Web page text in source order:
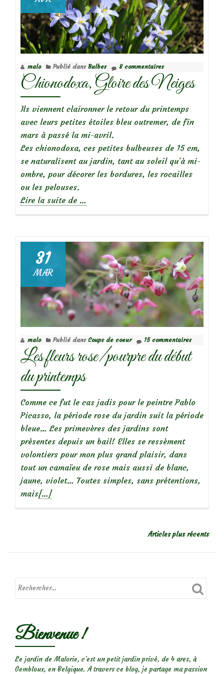
malo Publié dans Bulbes 8 commentaires
Chionodoxa, Gloire des Neiges
Ils viennent claironner le retour du printemps
avec leurs petites étoiles bleu outremer, de fin
mars à passé la mi-avril.
Les chionodoxa, ces petites bulbeuses de 15 cm,
se naturalisent au jardin, tant au soleil qu’à mi-
ombre, pour décorer les bordures, les rocailles
ou les pelouses.
Lire la suite de
des
Neiges
…
31
MAR
malo Publié dans Coups de coeur 15 commentaires
Les fleurs rose/pourpre du début
du printemps
Comme ce fut le cas jadis pour le peintre Pablo
Picasso, la période rose du jardin suit la période
bleue… Les primevères des jardins sont
présentes depuis un bail! Elles se ressèment
volontiers pour mon plus grand plaisir, dans
tout un camaïeu de rose mais aussi de blanc,
jaune, violet… Toutes simples, sans prétentions,
maisEn
début
du
[…]
Articles plus récents
Bienvenue !
Le jardin de Malorie, c'est un petit jardin privé, de 4 ares, à
Gembloux, en Belgique. A travers ce blog, je partage ma passion